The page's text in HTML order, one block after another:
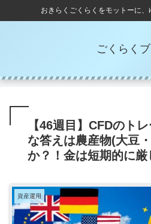
おきらくごくらくをモットーに、
ごくらく
【46週目】CFDのト
な答えは農産物(大豆
か？！金は短期的に厳
資産運用